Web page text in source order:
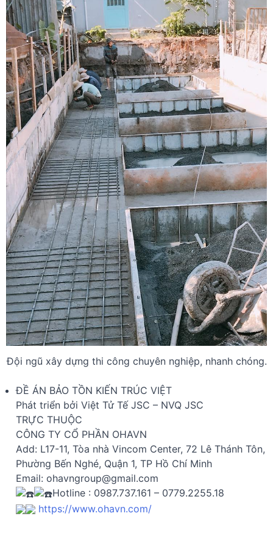
Đội ngũ xây dựng thi công chuyên nghiệp, nhanh chóng.
ĐỀ ÁN BẢO TỒN KIẾN TRÚC VIỆT
Phát triển bởi Việt Tử Tế JSC – NVQ JSC
TRỰC THUỘC
CÔNG TY CỔ PHẦN OHAVN
Add: L17-11, Tòa nhà Vincom Center, 72 Lê Thánh Tôn,
Phường Bến Nghé, Quận 1, TP Hồ Chí Minh
Email: ohavngroup@gmail.com
Hotline : 0987.737.161 – 0779.2255.18
https://www.ohavn.com/